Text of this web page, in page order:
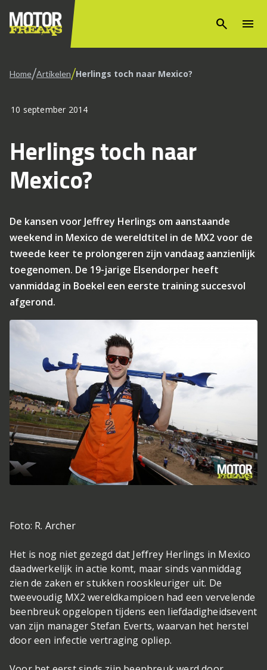
search menu
Home/Artikelen/Herlings toch naar Mexico?
10 september 2014
Herlings toch naar
Mexico?
De kansen voor Jeffrey Herlings om aanstaande
weekend in Mexico de wereldtitel in de MX2 voor de
tweede keer te prolongeren zijn vandaag aanzienlijk
toegenomen. De 19-jarige Elsendorper heeft
vanmiddag in Boekel een eerste training succesvol
afgerond.
Foto: R. Archer
Het is nog niet gezegd dat Jeffrey Herlings in Mexico
daadwerkelijk in actie komt, maar sinds vanmiddag
zien de zaken er stukken rooskleuriger uit. De
tweevoudig MX2 wereldkampioen had een vervelende
beenbreuk opgelopen tijdens een liefdadigheidsevent
van zijn manager Stefan Everts, waarvan het herstel
door een infectie vertraging opliep.